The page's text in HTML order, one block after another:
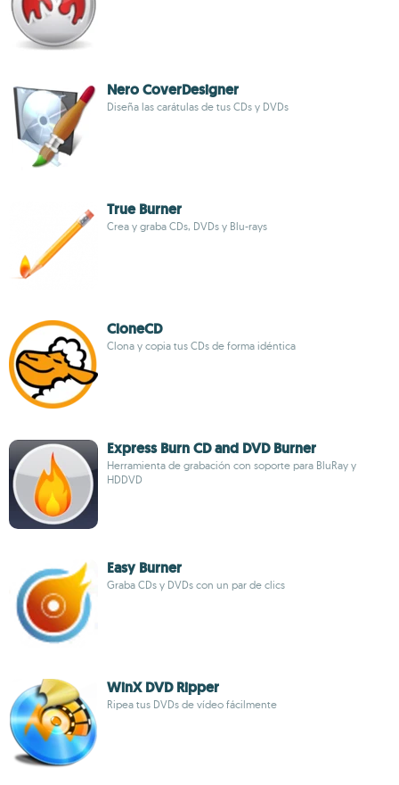
Nero CoverDesigner
Diseña las carátulas de tus CDs y DVDs
True Burner
Crea y graba CDs, DVDs y Blu-rays
CloneCD
Clona y copia tus CDs de forma idéntica
Express Burn CD and DVD Burner
Herramienta de grabación con soporte para BluRay y
HDDVD
Easy Burner
Graba CDs y DVDs con un par de clics
WinX DVD Ripper
Ripea tus DVDs de vídeo fácilmente